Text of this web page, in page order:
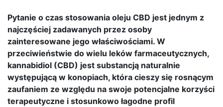
Pytanie o czas stosowania oleju CBD jest jednym z
najczęściej zadawanych przez osoby
zainteresowane jego właściwościami. W
przeciwieństwie do wielu leków farmaceutycznych,
kannabidiol (CBD) jest substancją naturalnie
występującą w konopiach, która cieszy się rosnącym
zaufaniem ze względu na swoje potencjalne korzyści
terapeutyczne i stosunkowo łagodne profil